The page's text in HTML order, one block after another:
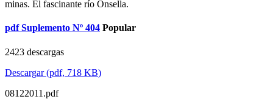
minas. El fascinante río Onsella.
pdf Suplemento Nº 404 Popular
2423 descargas
Descargar(pdf, 718 KB)
08122011.pdf